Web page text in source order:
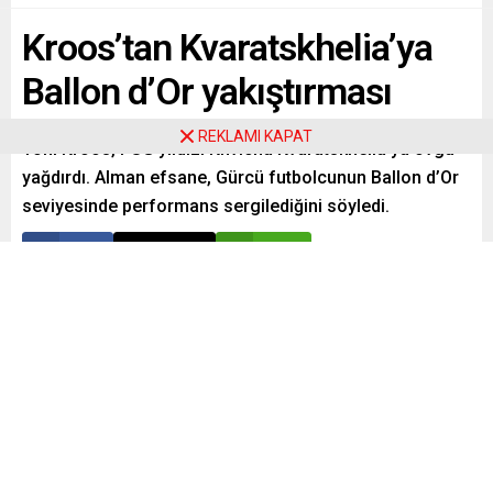
Kroos’tan Kvaratskhelia’ya
Ballon d’Or yakıştırması
Toni Kroos, PSG yıldızı Khvicha Kvaratskhelia’ya övgü
yağdırdı. Alman efsane, Gürcü futbolcunun Ballon d’Or
seviyesinde performans sergilediğini söyledi.
REKLAMI KAPAT